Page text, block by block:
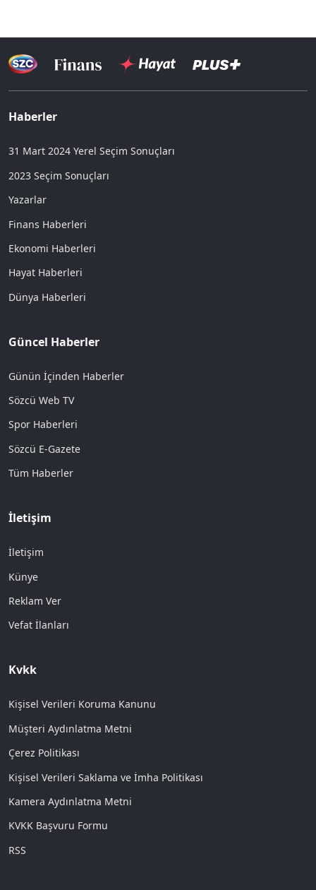
Haberler
31 Mart 2024 Yerel Seçim Sonuçları
2023 Seçim Sonuçları
Yazarlar
Finans Haberleri
Ekonomi Haberleri
Hayat Haberleri
Dünya Haberleri
Güncel Haberler
Günün İçinden Haberler
Sözcü Web TV
Spor Haberleri
Sözcü E-Gazete
Tüm Haberler
İletişim
İletişim
Künye
Reklam Ver
Vefat İlanları
Kvkk
Kişisel Verileri Koruma Kanunu
Müşteri Aydınlatma Metni
Çerez Politikası
Kişisel Verileri Saklama ve İmha Politikası
Kamera Aydınlatma Metni
KVKK Başvuru Formu
RSS